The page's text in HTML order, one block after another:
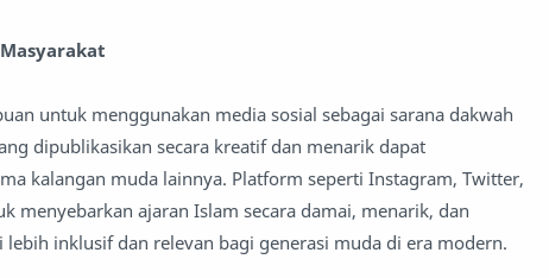
untuk menggunakan media sosial sebagai sarana dakwah
dipublikasikan secara kreatif dan menarik dapat
kalangan muda lainnya. Platform seperti Instagram, Twitter,
menyebarkan ajaran Islam secara damai, menarik, dan
inklusif dan relevan bagi generasi muda di era modern.